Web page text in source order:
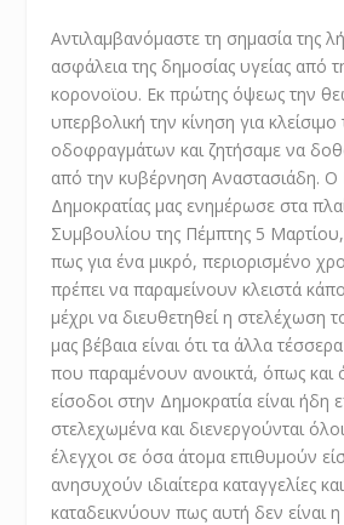
Αντιλαμβανόμαστε τη σημασία της
ασφάλεια της δημοσίας υγείας από
κορονοϊου. Εκ πρώτης όψεως την
υπερβολική την κίνηση για κλείσιμο
οδοφραγμάτων και ζητήσαμε να
από την κυβέρνηση Αναστασιάδη. Ο
Δημοκρατίας μας ενημέρωσε στα
Συμβουλίου της Πέμπτης 5 Μαρτίου,
πως για ένα μικρό, περιορισμένο
πρέπει να παραμείνουν κλειστά
μέχρι να διευθετηθεί η στελέχωση
μας βέβαια είναι ότι τα άλλα
που παραμένουν ανοικτά, όπως και
είσοδοι στην Δημοκρατία είναι ήδη
στελεχωμένα και διενεργούνται
έλεγχοι σε όσα άτομα επιθυμούν
ανησυχούν ιδιαίτερα καταγγελίες
καταδεικνύουν πως αυτή δεν είναι